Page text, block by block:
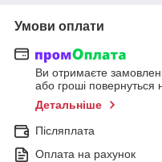
Умови оплати
Ви отримаєте
або гроші повернуться
Детальніше
Післяплата
Оплата на рахунок